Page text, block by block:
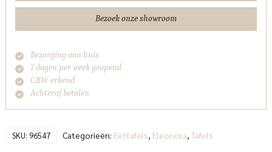
Bezoek onze showroom
Bezorging aan huis
7 dagen per week geopend
CBW erkend
Achteraf betalen
SKU: 96547 Categorieën: Eettafels, Eleonora, Tafels